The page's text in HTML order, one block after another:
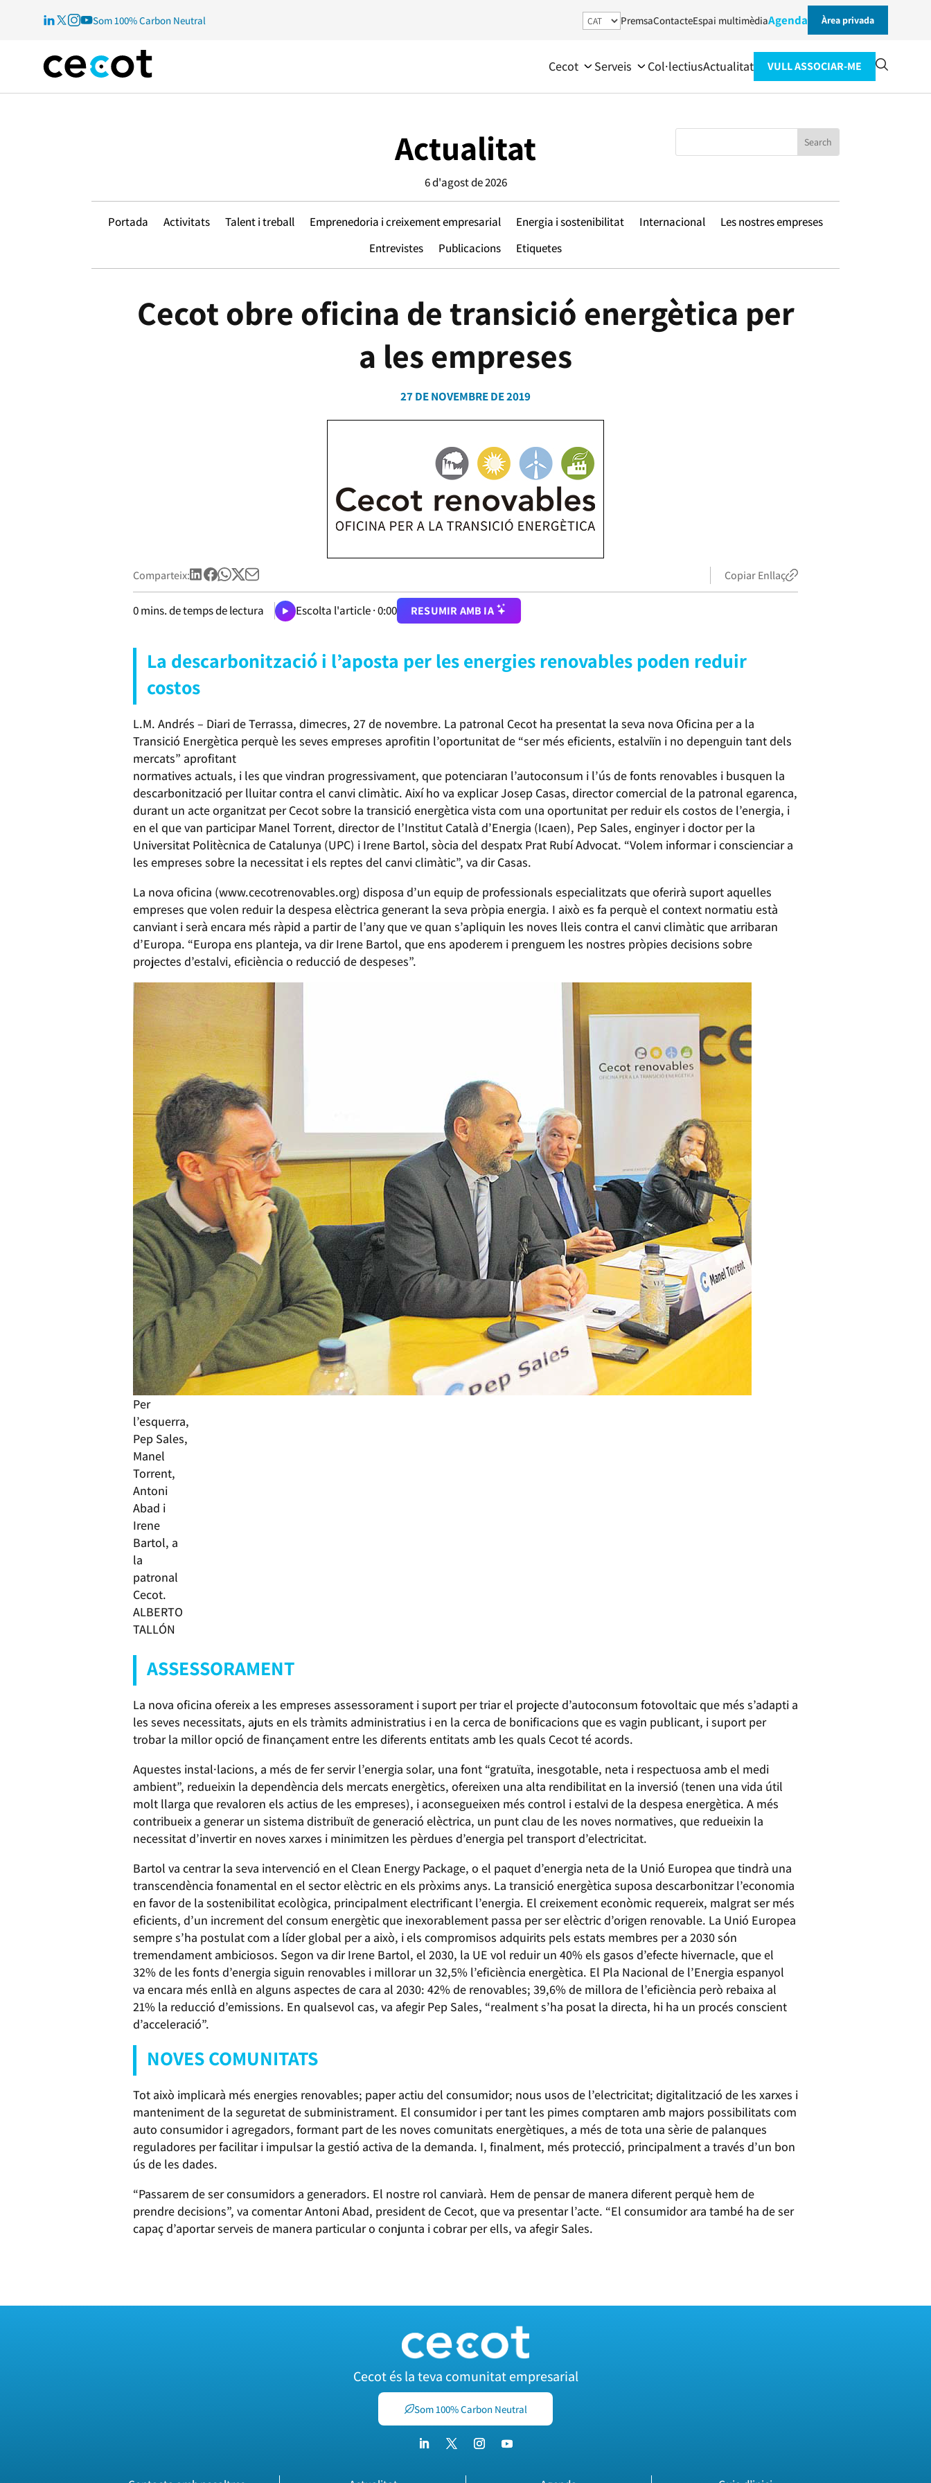
Som 100% Carbon Neutral PremsaContacteEspai multimèdiaAgenda Àrea privada
Cecot Serveis Col·lectiusActualitat VULL ASSOCIAR-ME
Actualitat
6 d'agost de 2026
Portada Activitats Talent i treball Emprenedoria i creixement empresarial Energia i sostenibilitat Internacional
Les nostres empreses
Entrevistes
Publicacions Etiquetes
Cecot obre oficina de transició energètica per
a les empreses
27 DE NOVEMBRE DE 2019
Comparteix: Copiar Enllaç
0mins. de temps de lectura Escolta l'article ·0:00 RESUMIR AMB IA
La descarbonització i l’aposta per les energies renovables poden reduir
costos
L.M. Andrés – Diari de Terrassa, dimecres, 27 de novembre. La patronal Cecot ha presentat la seva nova Oficina per a la
Transició Energètica perquè les seves empreses aprofitin l’oportunitat de “ser més eficients, estalviïn i no depenguin tant dels
mercats” aprofitant
normatives actuals, i les que vindran progressivament, que potenciaran l’autoconsum i l’ús de fonts renovables i busquen la
descarbonització per lluitar contra el canvi climàtic. Així ho va explicar Josep Casas, director comercial de la patronal egarenca,
durant un acte organitzat per Cecot sobre la transició energètica vista com una oportunitat per reduir els costos de l’energia, i
en el que van participar Manel Torrent, director de l’Institut Català d’Energia (Icaen), Pep Sales, enginyer i doctor per la
Universitat Politècnica de Catalunya (UPC) i Irene Bartol, sòcia del despatx Prat Rubí Advocat. “Volem informar i conscienciar a
les empreses sobre la necessitat i els reptes del canvi climàtic”, va dir Casas.
La nova oficina (www.cecotrenovables.org) disposa d’un equip de professionals especialitzats que oferirà suport aquelles
empreses que volen reduir la despesa elèctrica generant la seva pròpia energia. I això es fa perquè el context normatiu està
canviant i serà encara més ràpid a partir de l’any que ve quan s’apliquin les noves lleis contra el canvi climàtic que arribaran
d’Europa. “Europa ens planteja, va dir Irene Bartol, que ens apoderem i prenguem les nostres pròpies decisions sobre
projectes d’estalvi, eficiència o reducció de despeses”.
Per
l’esquerra,
Pep Sales,
Manel
Torrent,
Antoni
Abad i
Irene
Bartol, a
la
patronal
Cecot.
ALBERTO
TALLÓN
ASSESSORAMENT
La nova oficina ofereix a les empreses assessorament i suport per triar el projecte d’autoconsum fotovoltaic que més s’adapti a
les seves necessitats, ajuts en els tràmits administratius i en la cerca de bonificacions que es vagin publicant, i suport per
trobar la millor opció de finançament entre les diferents entitats amb les quals Cecot té acords.
Aquestes instal·lacions, a més de fer servir l’energia solar, una font “gratuïta, inesgotable, neta i respectuosa amb el medi
ambient”, redueixin la dependència dels mercats energètics, ofereixen una alta rendibilitat en la inversió (tenen una vida útil
molt llarga que revaloren els actius de les empreses), i aconsegueixen més control i estalvi de la despesa energètica. A més
contribueix a generar un sistema distribuït de generació elèctrica, un punt clau de les noves normatives, que redueixin la
necessitat d’invertir en noves xarxes i minimitzen les pèrdues d’energia pel transport d’electricitat.
Bartol va centrar la seva intervenció en el Clean Energy Package, o el paquet d’energia neta de la Unió Europea que tindrà una
transcendència fonamental en el sector elèctric en els pròxims anys. La transició energètica suposa descarbonitzar l’economia
en favor de la sostenibilitat ecològica, principalment electrificant l’energia. El creixement econòmic requereix, malgrat ser més
eficients, d’un increment del consum energètic que inexorablement passa per ser elèctric d’origen renovable. La Unió Europea
sempre s’ha postulat com a líder global per a això, i els compromisos adquirits pels estats membres per a 2030 són
tremendament ambiciosos. Segon va dir Irene Bartol, el 2030, la UE vol reduir un 40% els gasos d’efecte hivernacle, que el
32% de les fonts d’energia siguin renovables i millorar un 32,5% l’eficiència energètica. El Pla Nacional de l’Energia espanyol
va encara més enllà en alguns aspectes de cara al 2030: 42% de renovables; 39,6% de millora de l’eficiència però rebaixa al
21% la reducció d’emissions. En qualsevol cas, va afegir Pep Sales, “realment s’ha posat la directa, hi ha un procés conscient
d’acceleració”.
NOVES COMUNITATS
Tot això implicarà més energies renovables; paper actiu del consumidor; nous usos de l’electricitat; digitalització de les xarxes i
manteniment de la seguretat de subministrament. El consumidor i per tant les pimes comptaren amb majors possibilitats com
auto consumidor i agregadors, formant part de les noves comunitats energètiques, a més de tota una sèrie de palanques
reguladores per facilitar i impulsar la gestió activa de la demanda. I, finalment, més protecció, principalment a través d’un bon
ús de les dades.
“Passarem de ser consumidors a generadors. El nostre rol canviarà. Hem de pensar de manera diferent perquè hem de
prendre decisions”, va comentar Antoni Abad, president de Cecot, que va presentar l’acte. “El consumidor ara també ha de ser
capaç d’aportar serveis de manera particular o conjunta i cobrar per ells, va afegir Sales.
Cecot és la teva comunitat empresarial
Som 100% Carbon Neutral